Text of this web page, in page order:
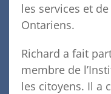
les services et
Ontariens.
Richard a fait
membre de
les citoyens. Il a